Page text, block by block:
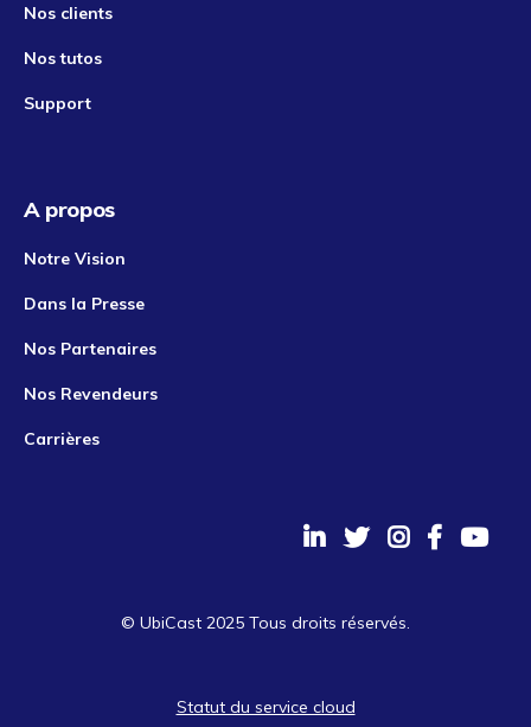
Nos clients
Nos tutos
Support
A propos
Notre Vision
Dans la Presse
Nos Partenaires
Nos Revendeurs
Carrières
© UbiCast 2025 Tous droits réservés.
Statut du service cloud